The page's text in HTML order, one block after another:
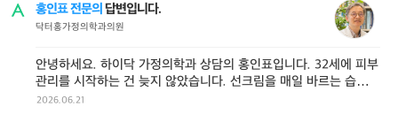
홍인표 전문의 답변입니다.
닥터홍가정의학과의원
안녕하세요. 하이닥 가정의학과 상담의 홍인표입니다. 32세에 피부
관리를 시작하는 건 늦지 않았습니다. 선크림을 매일 바르는 습관은
2026.06.21